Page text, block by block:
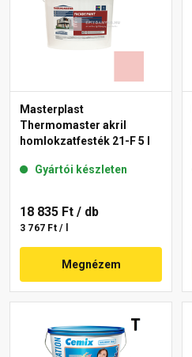
Masterplast
Thermomaster akril
homlokzatfesték 21-F 5 l
Gyártói készleten
18 835 Ft / db
3 767 Ft / l
Megnézem